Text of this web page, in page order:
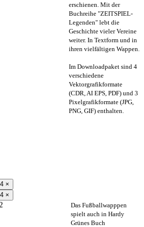
erschienen. Mit der
Buchreihe "ZEITSPIEL-
Legenden" lebt die
Geschichte vieler Vereine
weiter. In Textform und in
ihren vielfältigen Wappen.
Im Downloadpaket sind 4
verschiedene
Vektorgrafikformate
(CDR, AI EPS, PDF) und 3
Pixelgrafikformate (JPG,
PNG, GIF) enthalten.
×
×
Das Fußballwapppen
spielt auch in Hardy
Grünes Buch